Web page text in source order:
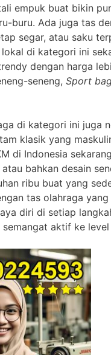
empuk buat bikin
buru. Ada juga tas
segar, atau saku
di kategori ini
dengan harga
seneng, Sport
di kategori ini juga
klasik yang
di Indonesia
bahkan desain
ribu buat yang
tas olahraga
diri di setiap
aktif ke